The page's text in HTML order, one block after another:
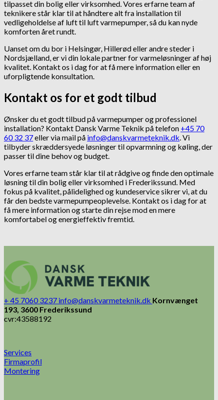
tilpasset din bolig eller virksomhed. Vores erfarne team af
teknikere står klar til at håndtere alt fra installation til
vedligeholdelse af luft til luft varmepumper, så du kan nyde
komforten året rundt.
Uanset om du bor i Helsingør, Hillerød eller andre steder i
Nordsjælland, er vi din lokale partner for varmeløsninger af høj
kvalitet. Kontakt os i dag for at få mere information eller en
uforpligtende konsultation.
Kontakt os for et godt tilbud
Ønsker du et godt tilbud på varmepumper og professionel
installation? Kontakt Dansk Varme Teknik på telefon +45 70
60 32 37eller via mail på info@danskvarmeteknik.dk. Vi
tilbyder skræddersyede løsninger til opvarmning og køling, der
passer til dine behov og budget.
Vores erfarne team står klar til at rådgive og finde den optimale
løsning til din bolig eller virksomhed i Frederikssund. Med
fokus på kvalitet, pålidelighed og kundeservice sikrer vi, at du
får den bedste varmepumpeoplevelse. Kontakt os i dag for at
få mere information og starte din rejse mod en mere
komfortabel og energieffektiv fremtid.
+ 45 7060 3237 info@danskvarmeteknik.dk Kornvænget
193, 3600 Frederikssund
cvr:43588192
Services
Firmaprofil
Montering